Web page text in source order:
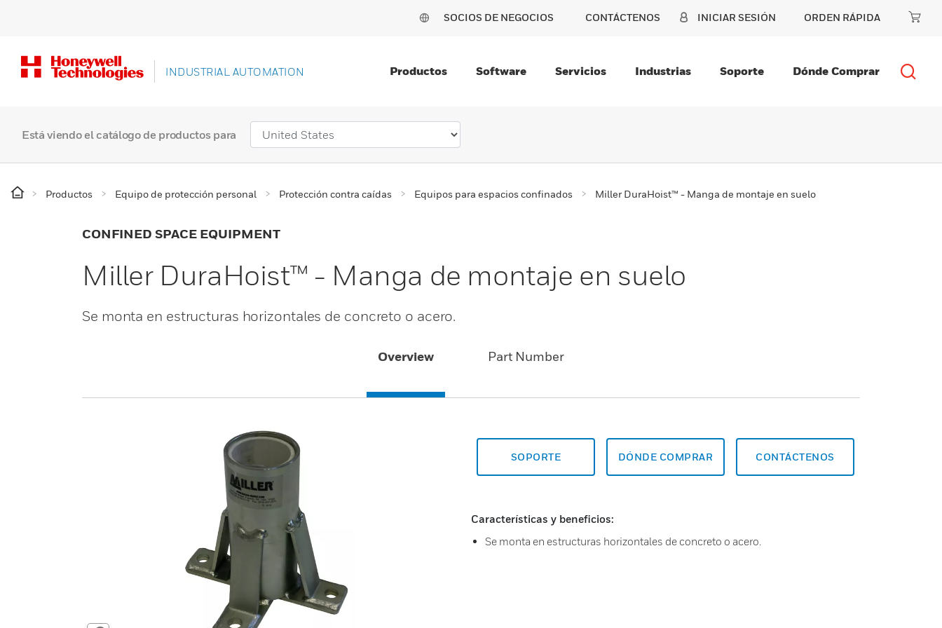
SOCIOS DE NEGOCIOS CONTÁCTENOS INICIAR SESIÓN ORDEN RÁPIDA
INDUSTRIAL AUTOMATION Productos Software Servicios Industrias Soporte Dónde Comprar
Está viendo el catálogo de productos para
Productos Equipo de protección personal Protección contra caídas Equipos para espacios confinados Miller DuraHoist™ - Manga de montaje en suelo
CONFINED SPACE EQUIPMENT
Miller DuraHoist™ - Manga de montaje en suelo
Se monta en estructuras horizontales de concreto o acero.
Overview Part Number
SOPORTE DÓNDE COMPRAR CONTÁCTENOS
Características y beneficios:
Se monta en estructuras horizontales de concreto o acero.